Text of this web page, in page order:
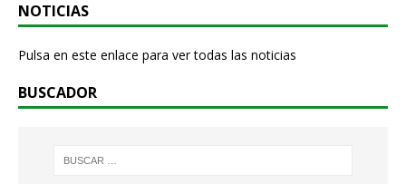
NOTICIAS
Pulsa en este enlace para ver todas las noticias
BUSCADOR